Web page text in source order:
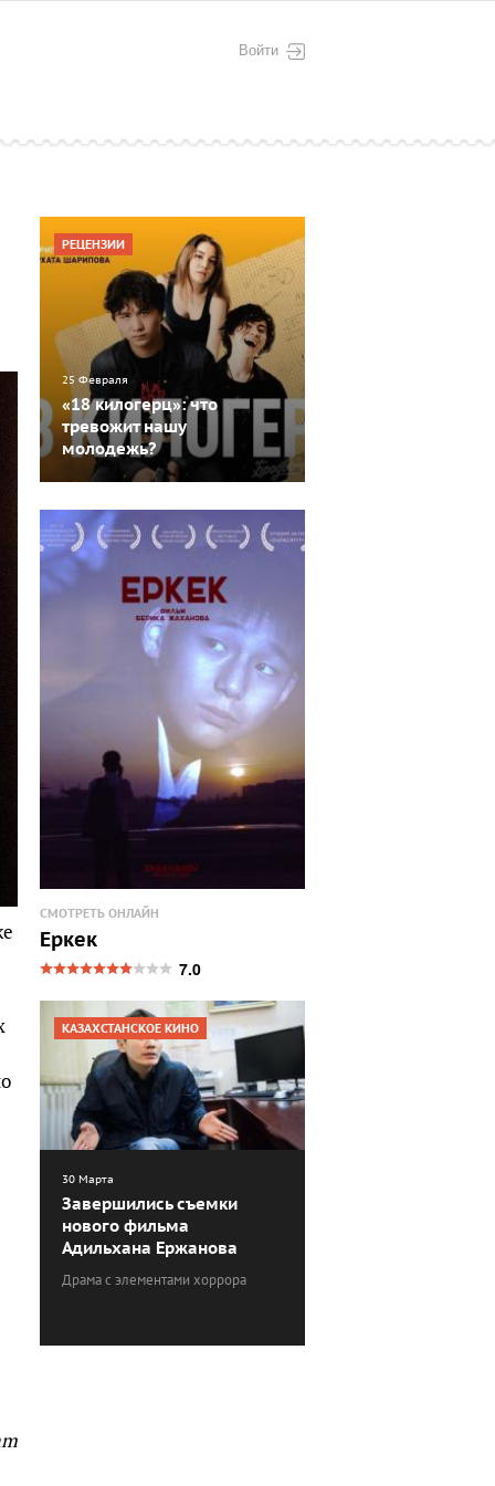
Войти
РЕЦЕНЗИИ
25 Февраля
«18 килогерц»: что
тревожит нашу
молодежь?
СМОТРЕТЬ ОНЛАЙН
Еркек
7.0
КАЗАХСТАНСКОЕ КИНО
30 Марта
Завершились съемки
нового фильма
Адильхана Ержанова
Драма с элементами хоррора